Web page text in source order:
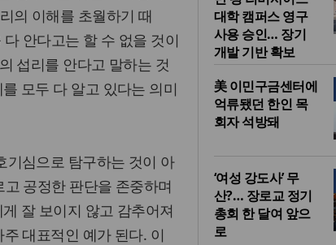
의 이해를 초월하기 때
안다고는 할 수 없을 것이
섭리를 안다고 말하는 것
모두 다 알고 있다는 의미
기심으로 탐구하는 것이 아
공정한 판단을 존중하며
잘 보이지 않고 감추어져
대표적인 예가 된다. 이
대학 캠퍼스 영구
사용 승인… 장기
개발 기반 확보
美 이민구금센터에
억류됐던 한인 목
회자 석방돼
‘여성 강도사’ 무
산?… 장로교 정기
총회 한 달여 앞으
로